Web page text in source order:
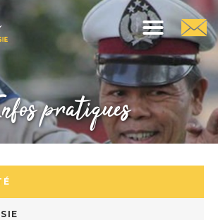
pratiques